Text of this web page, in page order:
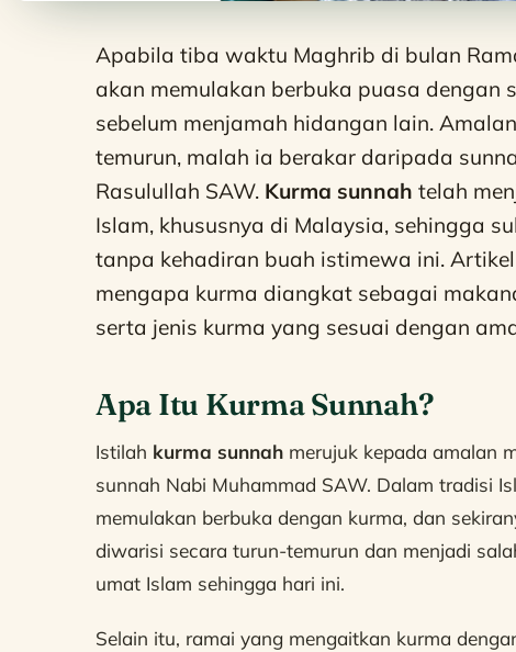
Apabila tiba waktu Maghrib di bulan
akan memulakan berbuka puasa dengan
sebelum menjamah hidangan lain.
temurun, malah ia berakar daripada
Rasulullah SAW. Kurma sunnah telah
Islam, khususnya di Malaysia, sehingga
tanpa kehadiran buah istimewa ini.
mengapa kurma diangkat sebagai
serta jenis kurma yang sesuai dengan
Apa Itu Kurma Sunnah?
Istilah kurma sunnah merujuk kepada amalan
sunnah Nabi Muhammad SAW. Dalam tradisi
memulakan berbuka dengan kurma, dan
diwarisi secara turun-temurun dan menjadi
umat Islam sehingga hari ini.
Selain itu, ramai yang mengaitkan kurma